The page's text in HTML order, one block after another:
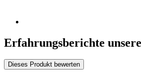
Erfahrungsberichte
Dieses Produkt bewerten